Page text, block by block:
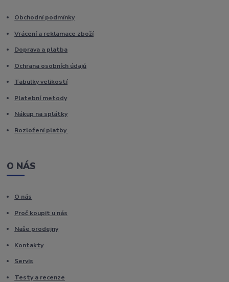
Obchodní podmínky
Vrácení a reklamace zboží
Doprava a platba
Ochrana osobních údajů
Tabulky velikostí
Platební metody
Nákup na splátky
Rozložení platby
O NÁS
O nás
Proč koupit u nás
Naše prodejny
Kontakty
Servis
Testy a recenze